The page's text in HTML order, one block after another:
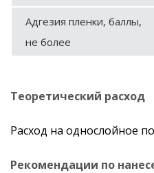
Адгезия пленки, баллы,
не более
Теоретический расход
Расход на однослойное
Рекомендации по